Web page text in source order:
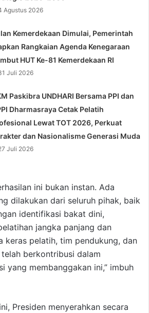
Agustus 2026
Kemerdekaan Dimulai, Pemerintah
Rangkaian Agenda Kenegaraan
HUT Ke-81 Kemerdekaan RI
Juli 2026
Paskibra UNDHARI Bersama PPI dan
Dharmasraya Cetak Pelatih
Lewat TOT 2026, Perkuat
dan Nasionalisme Generasi Muda
Juli 2026
ini bukan instan. Ada
dilakukan dari seluruh pihak, baik
identifikasi bakat dini,
jangka panjang dan
keras pelatih, tim pendukung, dan
berkontribusi dalam
yang membanggakan ini,” imbuh
Presiden menyerahkan secara